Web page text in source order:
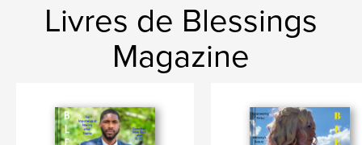
Livres de Blessings
Magazine